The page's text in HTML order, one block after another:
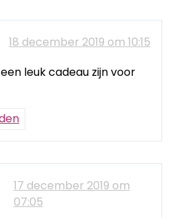
18 december 2019 om 10:15
leuk cadeau zijn voor
17 december 2019 om
07:05